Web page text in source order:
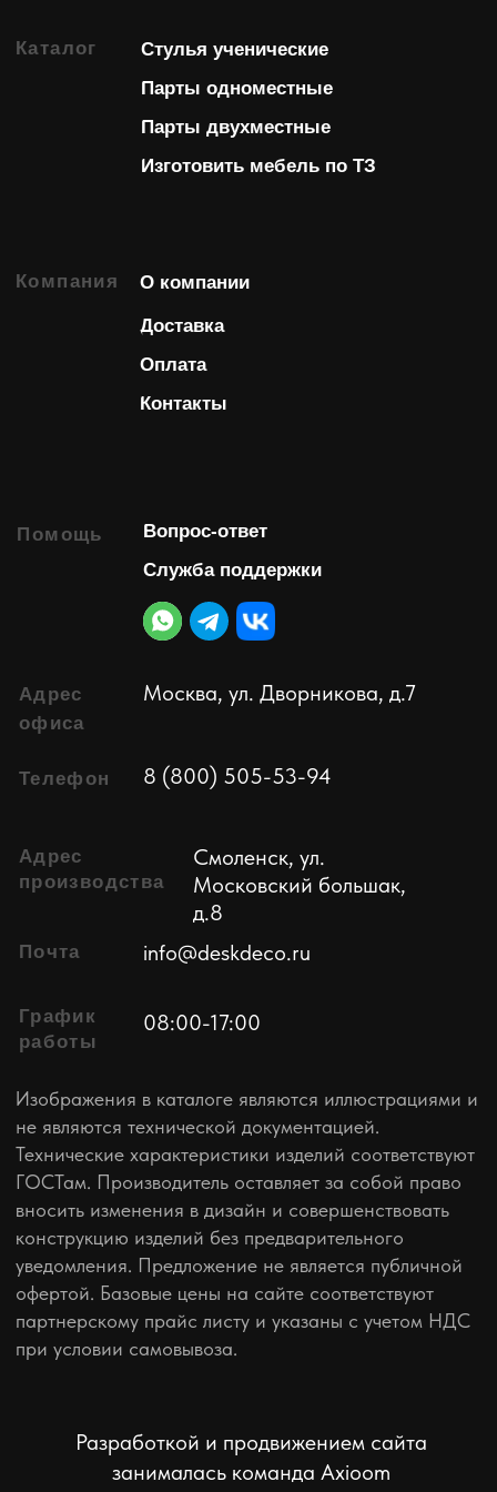
Разработкой и продвижением сайта
занималась команда Axioom
не являются технической документацией.
ГОСТам. Производитель оставляет за собой право
конструкцию изделий без предварительного